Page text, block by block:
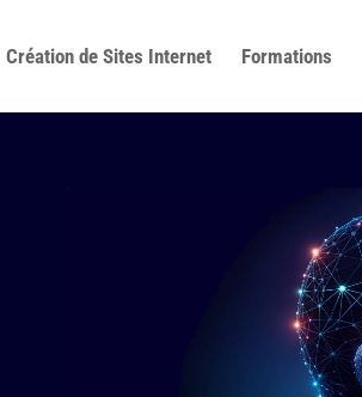
Création de Sites Internet Formations